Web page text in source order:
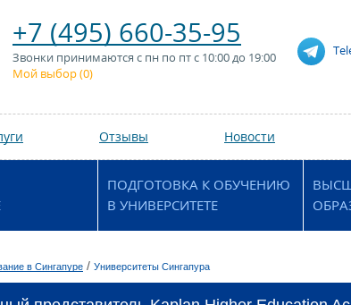
+7 (495) 660-35-95
Звонки принимаются с пн по пт с 10:00 до 19:00
Мой выбор (0)
Отзывы Новости
ПОДГОТОВКА К ОБУЧЕНИЮ
В УНИВЕРСИТЕТЕ
в Сингапуре / Университеты Сингапура